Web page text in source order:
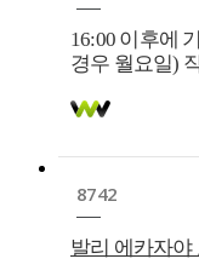
16:00 이후에
경우 월요일)
8742
발리 에카자야